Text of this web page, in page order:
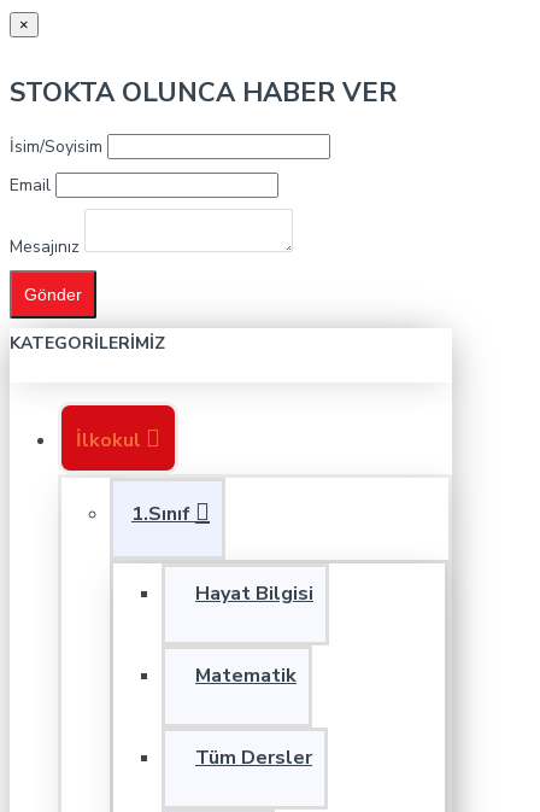
×
STOKTA OLUNCA HABER VER
İsim/Soyisim
Email
Mesajınız
Gönder
KATEGORILERIMIZ
İlkokul
1.Sınıf
Hayat Bilgisi
Matematik
Tüm Dersler